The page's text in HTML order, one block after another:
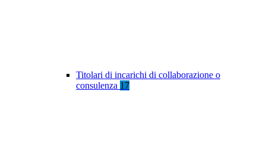
Titolari di incarichi di collaborazione o
consulenza 17